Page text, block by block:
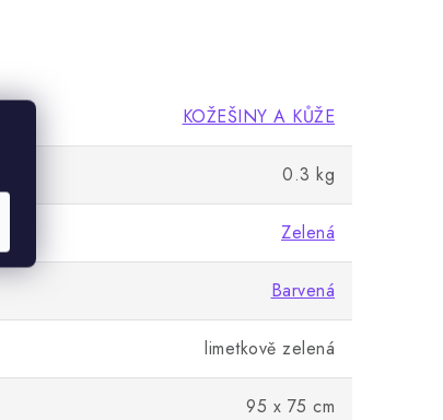
KOŽEŠINY A KŮŽE
0.3 kg
Zelená
Barvená
limetkově zelená
95 x 75 cm